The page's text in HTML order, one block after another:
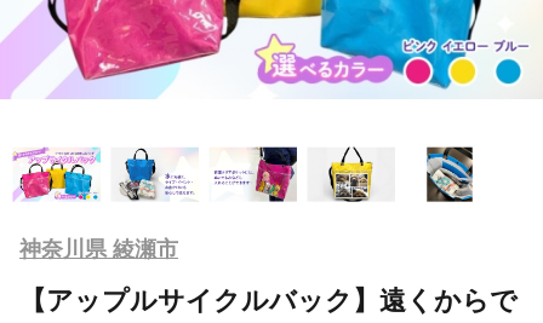
神奈川県 綾瀬市
【アップルサイクルバック】遠くからで